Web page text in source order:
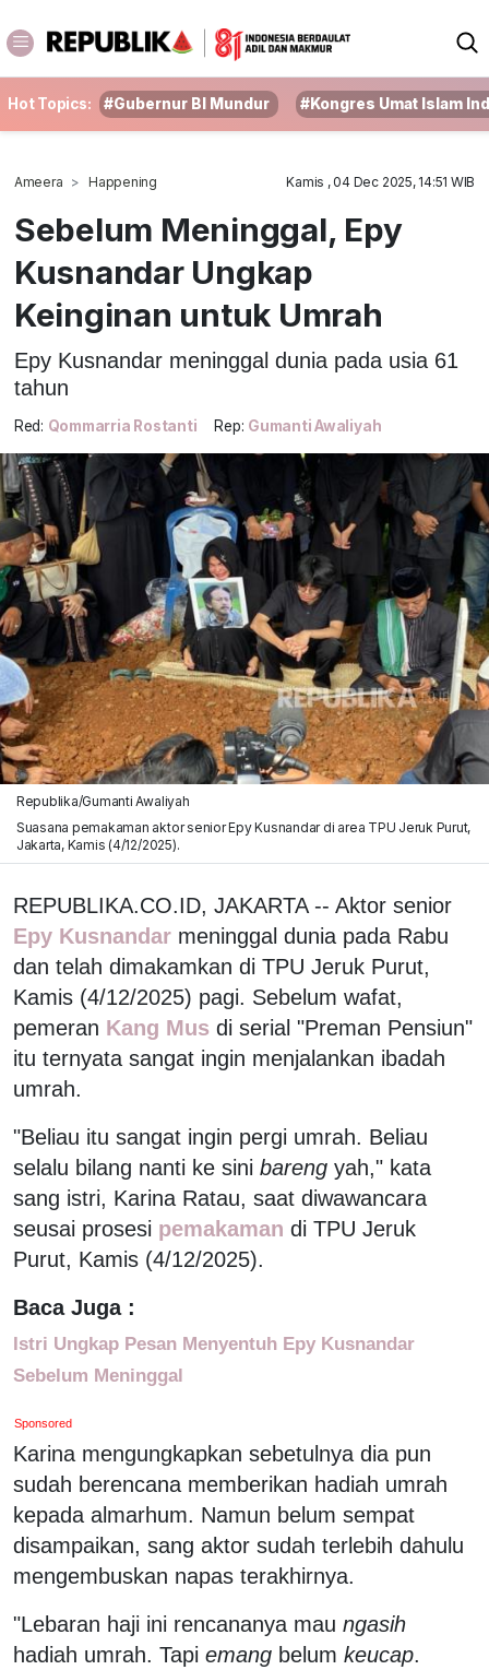
Hot Topics: #Gubernur BI Mundur #Kongres Umat Islam
Ameera Happening Kamis , 04 Dec 2025, 14:51 WIB
Sebelum Meninggal, Epy
Kusnandar Ungkap
Keinginan untuk Umrah
Epy Kusnandar meninggal dunia pada usia 61
tahun
Red: Qommarria Rostanti Rep: Gumanti Awaliyah
Republika/Gumanti Awaliyah
Suasana pemakaman aktor senior Epy Kusnandar di area TPU Jeruk Purut,
Jakarta, Kamis (4/12/2025).
REPUBLIKA.CO.ID, JAKARTA -- Aktor senior
Epy Kusnandar meninggal dunia pada Rabu
dan telah dimakamkan di TPU Jeruk Purut,
Kamis (4/12/2025) pagi. Sebelum wafat,
pemeran Kang Mus di serial "Preman Pensiun"
itu ternyata sangat ingin menjalankan ibadah
umrah.
"Beliau itu sangat ingin pergi umrah. Beliau
selalu bilang nanti ke sini bareng yah," kata
sang istri, Karina Ratau, saat diwawancara
seusai prosesi pemakaman di TPU Jeruk
Purut, Kamis (4/12/2025).
Baca Juga :
Istri Ungkap Pesan Menyentuh Epy Kusnandar
Sebelum Meninggal
Sponsored
Karina mengungkapkan sebetulnya dia pun
sudah berencana memberikan hadiah umrah
kepada almarhum. Namun belum sempat
disampaikan, sang aktor sudah terlebih dahulu
mengembuskan napas terakhirnya.
"Lebaran haji ini rencananya mau ngasih
hadiah umrah. Tapi emang belum keucap.